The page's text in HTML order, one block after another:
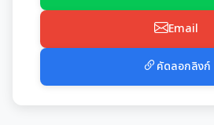
เอกสารประชาสัมพันธ์การเลือ
รวบรวมวีดิทัศน์และสื่อประชา
เอกสารดาวน์โหลด: กองสาธา
เอกสารดาวน์โหลด: กองการศึก
บัญชีราคาประเมินทุนทรัพย์ที่ดิ
บัญชีราคาประเมินทุนทรัพย์ (ห้
บัญชีราคาประเมินทุนทรัพย์ ภ.
Email
คัดลอกลิงก์